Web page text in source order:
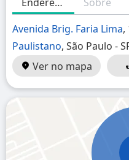
Avenida Brig. Faria Lima,
Paulistano, São Paulo -
Ver no mapa